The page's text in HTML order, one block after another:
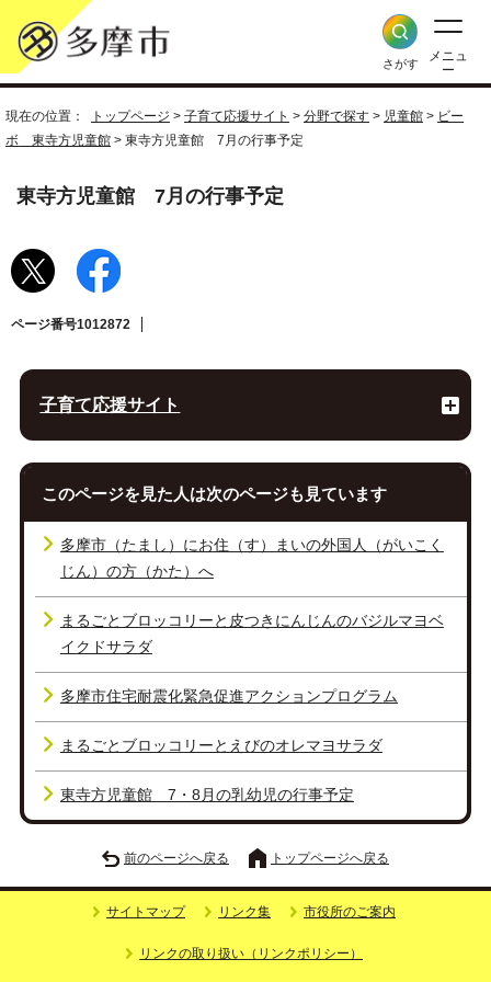
さがす
メニュ
ー
現在の位置： トップページ > 子育て応援サイト > 分野で探す > 児童館 > ビー
ボ 東寺方児童館 > 東寺方児童館 7月の行事予定
東寺方児童館 7月の行事予定
ページ番号1012872
子育て応援サイト
このページを見た人は次のページも見ています
多摩市（たまし）にお住（す）まいの外国人（がいこく
じん）の方（かた）へ
まるごとブロッコリーと皮つきにんじんのバジルマヨベ
イクドサラダ
多摩市住宅耐震化緊急促進アクションプログラム
まるごとブロッコリーとえびのオレマヨサラダ
東寺方児童館 7・8月の乳幼児の行事予定
前のページへ戻る トップページへ戻る
サイトマップ リンク集 市役所のご案内
リンクの取り扱い（リンクポリシー）